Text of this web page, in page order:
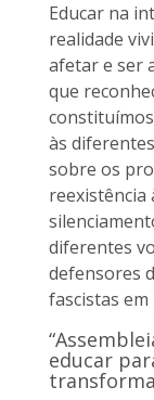
Educar na
realidade
afetar e ser
que
às
sobre os
reexistência
diferentes
defensores
fascistas
educar